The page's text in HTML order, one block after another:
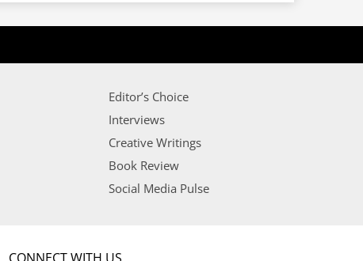
Editor’s Choice
Interviews
Creative Writings
Book Review
Social Media Pulse